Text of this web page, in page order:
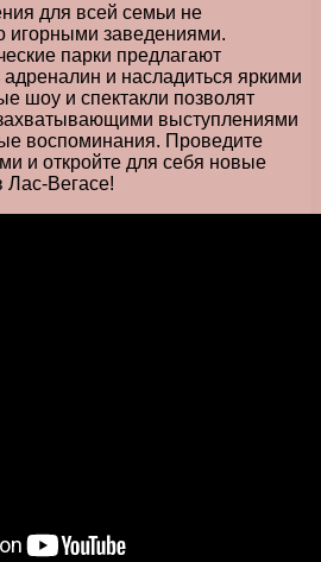
для всей семьи не
игорными заведениями.
парки предлагают
и насладиться яркими
шоу и спектакли позволят
выступлениями
воспоминания. Проведите
и откройте для себя новые
Лас-Вегасе!